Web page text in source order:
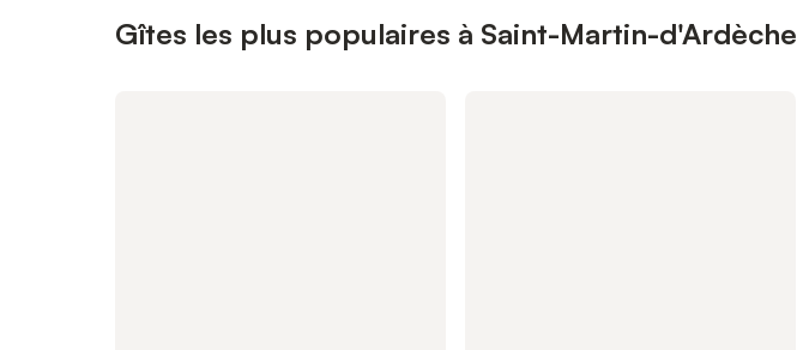
Gîtes les plus populaires à Saint-Martin-d'Ardèche